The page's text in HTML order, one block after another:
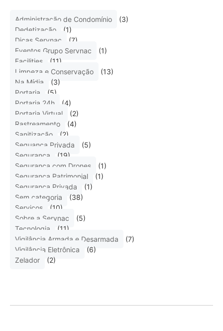
Administração de Condomínio
(3)
Dedetização
(1)
Dicas Servnac
(7)
Eventos Grupo Servnac
(1)
Facilities
(11)
Limpeza e Conservação
(13)
Na Mídia
(3)
Portaria
(5)
Portaria 24h
(4)
Portaria Virtual
(2)
Rastreamento
(4)
Sanitização
(2)
Seguança Privada
(5)
Segurança
(19)
Segurança com Drones
(1)
Segurança Patrimonial
(1)
Segurança Privada
(1)
Sem categoria
(38)
Serviços
(10)
Sobre a Servnac
(5)
Tecnologia
(11)
Vigilância Armada e Desarmada
(7)
Vigilância Eletrônica
(6)
Zelador
(2)